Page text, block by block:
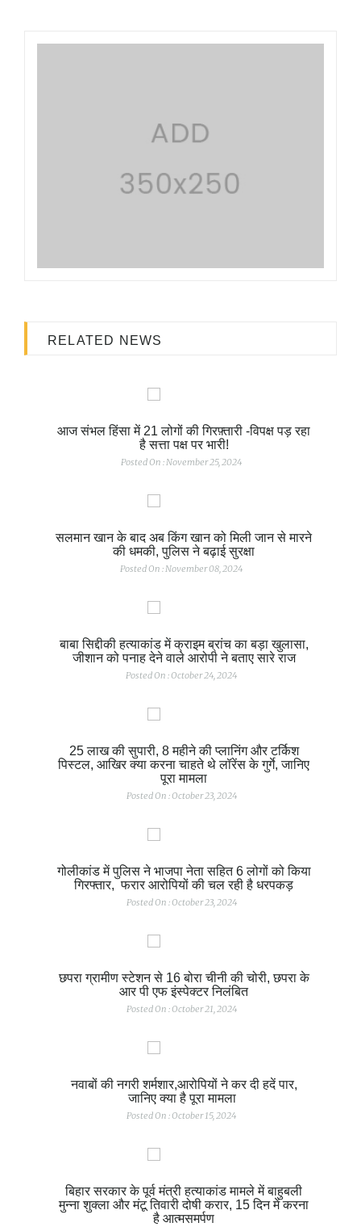
RELATED NEWS
आज संभल हिंसा में 21 लोगों की गिरफ़्तारी -विपक्ष पड़ रहा
है सत्ता पक्ष पर भारी!
Posted On : November 25, 2024
सलमान खान के बाद अब किंग खान को मिली जान से मारने
की धमकी, पुलिस ने बढ़ाई सुरक्षा
Posted On : November 08, 2024
बाबा सिद्दीकी हत्याकांड में क्राइम ब्रांच का बड़ा खुलासा,
जीशान को पनाह देने वाले आरोपी ने बताए सारे राज
Posted On : October 24, 2024
25 लाख की सुपारी, 8 महीने की प्लानिंग और टर्किश
पिस्टल, आखिर क्या करना चाहते थे लॉरेंस के गुर्गे, जानिए
पूरा मामला
Posted On : October 23, 2024
गोलीकांड में पुलिस ने भाजपा नेता सहित 6 लोगों को किया
गिरफ्तार, फरार आरोपियों की चल रही है धरपकड़
Posted On : October 23, 2024
छपरा ग्रामीण स्टेशन से 16 बोरा चीनी की चोरी, छपरा के
आर पी एफ इंस्पेक्टर निलंबित
Posted On : October 21, 2024
नवाबों की नगरी शर्मशार,आरोपियों ने कर दी हदें पार,
जानिए क्या है पूरा मामला
Posted On : October 15, 2024
बिहार सरकार के पूर्व मंत्री हत्याकांड मामले में बाहुबली
मुन्ना शुक्ला और मंटू तिवारी दोषी करार, 15 दिन में करना
है आत्मसमर्पण